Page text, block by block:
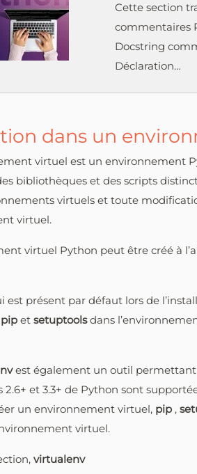
Cette section
commentaires
Docstring
Déclaration…
dans un
virtuel est un environnement
bibliothèques et des scripts
virtuels et toute
virtuel.
virtuel Python peut être créé à
est présent par défaut lors de
pip et setuptoolsdans
est également un outil
2.6+ et 3.3+ de Python sont
un environnement virtuel, pip ,
virtuel.
virtualenv